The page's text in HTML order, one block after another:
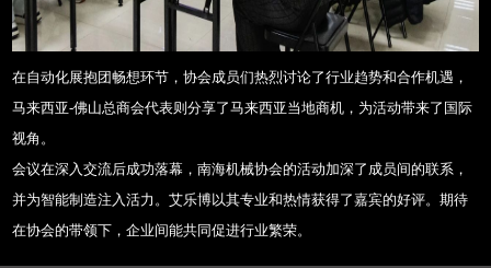
在自动化展抱团畅想环节，协会成员们热烈讨论了行业趋势和合作机遇，
马来西亚-佛山总商会代表则分享了马来西亚当地商机，为活动带来了国际
视角。
会议在深入交流后成功落幕，南海机械协会的活动加深了成员间的联系，
并为智能制造注入活力。艾乐博以其专业和热情获得了嘉宾的好评。期待
在协会的带领下，企业间能共同促进行业繁荣。